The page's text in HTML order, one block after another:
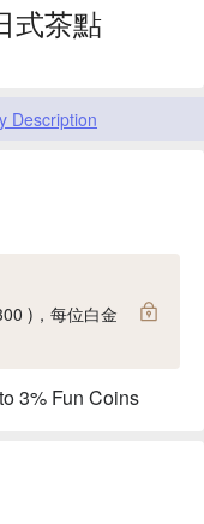
式茶點
Description
)，每位白金
3% Fun Coins